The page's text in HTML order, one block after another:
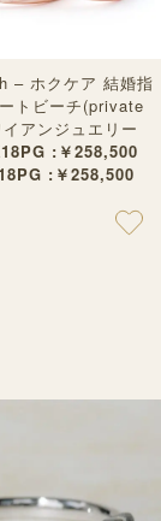
– ホクケア 結婚指
トビーチ(private
アンジュエリー
:￥258,500
:￥258,500